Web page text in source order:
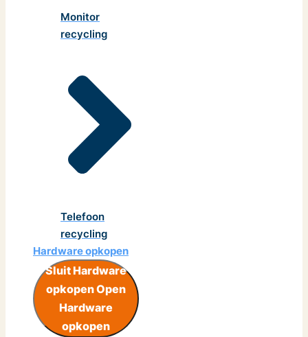
Monitor
recycling
Telefoon
recycling
Hardware opkopen
Sluit Hardware
opkopenOpen
Hardware
opkopen